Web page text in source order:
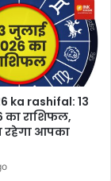
ka rashifal: 13
का राशिफल,
रहेगा आपका